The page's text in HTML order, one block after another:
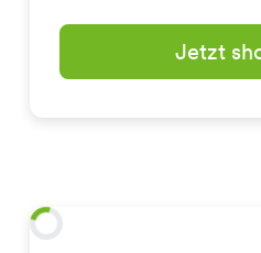
Jetzt